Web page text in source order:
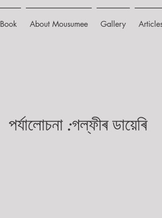
Book About Mousumee Gallery
পৰ্যালোচনা :গল্ফীৰ ডায়েৰি